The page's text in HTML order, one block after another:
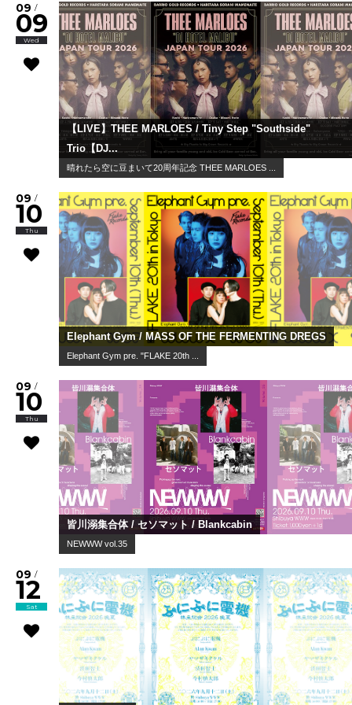
09 /
09
Wed
【LIVE】THEE MARLOES / Tiny Step "Southside"
Trio【DJ...
晴れたら空に豆まいて20周年記念 THEE MARLOES ...
09 /
10
Thu
Elephant Gym / MASS OF THE FERMENTING DREGS
Elephant Gym pre. "FLAKE 20th ...
09 /
10
Thu
皆川溺集合体 / セソマット / Blankcabin
NEWWW vol.35
09 /
12
Sat